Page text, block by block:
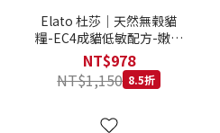
Elato 杜莎｜天然無榖貓
糧-EC4成貓低敏配方-嫩羊
野鹿 1.5kg｜杜莎 天然無
榖貓糧系列 貓糧
NT$978
NT$1,150 8.5折